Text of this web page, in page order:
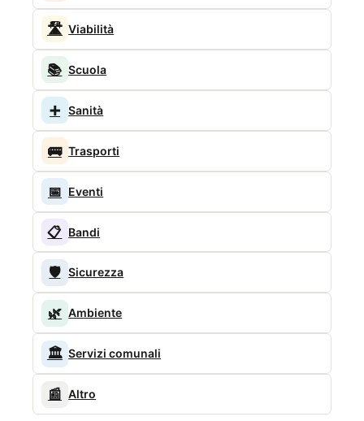
🛣️ Viabilità
📚 Scuola
➕ Sanità
🚌 Trasporti
📅 Eventi
📋 Bandi
🛡️ Sicurezza
🌿 Ambiente
🏛️ Servizi comunali
📰 Altro